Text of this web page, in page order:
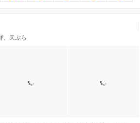
、天ぷら